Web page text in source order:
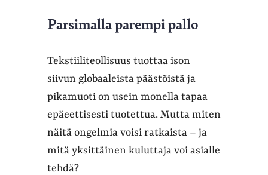
Parsimalla parempi pallo
Tekstiiliteollisuus tuottaa ison
siivun globaaleista päästöistä ja
pikamuoti on usein monella tapaa
epäeettisesti tuotettua. Mutta miten
näitä ongelmia voisi ratkaista – ja
mitä yksittäinen kuluttaja voi asialle
tehdä?